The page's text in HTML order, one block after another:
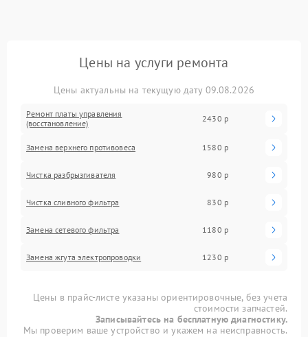
Цены на услуги ремонта
Цены актуальны на текущую дату 09.08.2026
Ремонт платы управления
(восстановление)
2430 р
Замена верхнего противовеса 1580 р
Чистка разбрызгивателя 980 р
Чистка сливного фильтра 830 р
Замена сетевого фильтра 1180 р
Замена жгута электропроводки 1230 р
Цены в прайс-листе указаны ориентировочные, без учета
стоимости запчастей.
Записывайтесь на бесплатную диагностику.
Мы проверим ваше устройство и укажем на неисправность.